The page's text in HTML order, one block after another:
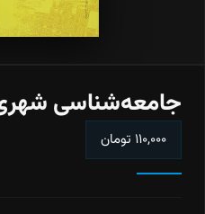
جامعه‌شناسی
۱۱۰,۰۰۰ تومان